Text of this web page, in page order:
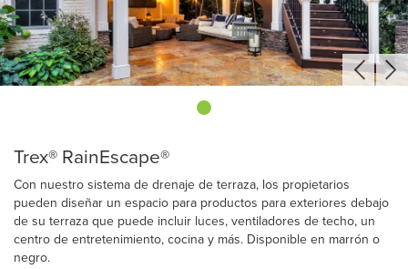
Trex® RainEscape®
Con nuestro sistema de drenaje de terraza, los propietarios
pueden diseñar un espacio para productos para exteriores debajo
de su terraza que puede incluir luces, ventiladores de techo, un
centro de entretenimiento, cocina y más. Disponible en marrón o
negro.